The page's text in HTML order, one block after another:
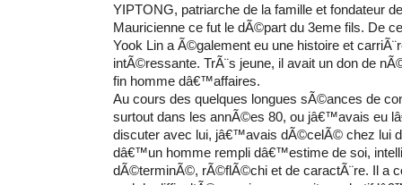
YIPTONG, patriarche de la famille et fondateur
Mauricienne ce fut le dÃ©part du 3eme fils. De
Yook Lin a Ã©galement eu une histoire et
intÃ©ressante. TrÃ¨s jeune, il avait un don de
fin homme dâ€™affaires.
Au cours des quelques longues sÃ©ances de
surtout dans les annÃ©es 80, ou jâ€™avais eu
discuter avec lui, jâ€™avais dÃ©celÃ© chez lui
dâ€™un homme rempli dâ€™estime de soi,
dÃ©terminÃ©, rÃ©flÃ©chi et de caractÃ¨re. Il a